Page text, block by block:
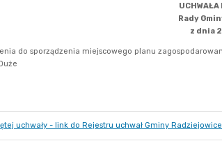
uchwały - link do Rejestru uchwał Gminy Radziejowice